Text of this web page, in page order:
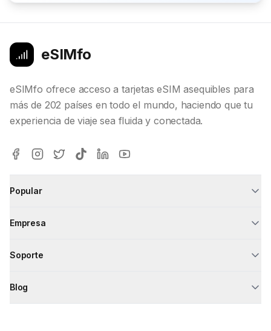
eSIMfo
eSIMfo ofrece acceso a tarjetas eSIM asequibles para
más de 202 países en todo el mundo, haciendo que tu
experiencia de viaje sea fluida y conectada.
Popular
Empresa
Soporte
Blog